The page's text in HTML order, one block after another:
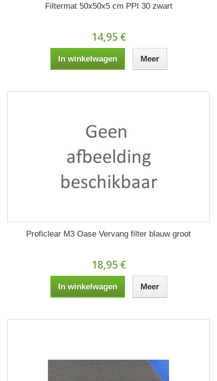
Filtermat 50x50x5 cm PPI 30 zwart
14,95 €
In winkelwagen Meer
Proficlear M3 Oase Vervang filter blauw groot
18,95 €
In winkelwagen Meer